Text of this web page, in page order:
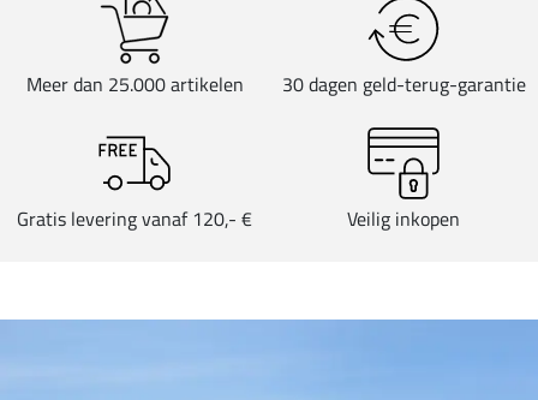
Meer dan 25.000 artikelen 30 dagen geld-terug-garantie
Gratis levering vanaf 120,- € Veilig inkopen